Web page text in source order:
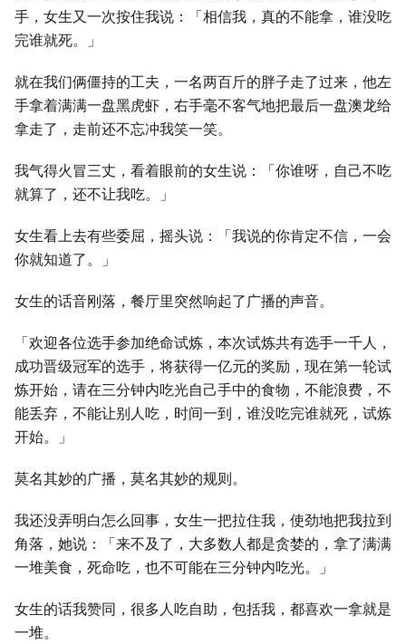
手，女生又一次按住我说：「相信我，真的不能拿，谁没吃
完谁就死。」
就在我们俩僵持的工夫，一名两百斤的胖子走了过来，他左
手拿着满满一盘黑虎虾，右手毫不客气地把最后一盘澳龙给
拿走了，走前还不忘冲我笑一笑。
我气得火冒三丈，看着眼前的女生说：「你谁呀，自己不吃
就算了，还不让我吃。」
女生看上去有些委屈，摇头说：「我说的你肯定不信，一会
你就知道了。」
女生的话音刚落，餐厅里突然响起了广播的声音。
「欢迎各位选手参加绝命试炼，本次试炼共有选手一千人，
成功晋级冠军的选手，将获得一亿元的奖励，现在第一轮试
炼开始，请在三分钟内吃光自己手中的食物，不能浪费，不
能丢弃，不能让别人吃，时间一到，谁没吃完谁就死，试炼
开始。」
莫名其妙的广播，莫名其妙的规则。
我还没弄明白怎么回事，女生一把拉住我，使劲地把我拉到
角落，她说：「来不及了，大多数人都是贪婪的，拿了满满
一堆美食，死命吃，也不可能在三分钟内吃光。」
女生的话我赞同，很多人吃自助，包括我，都喜欢一拿就是
一堆。